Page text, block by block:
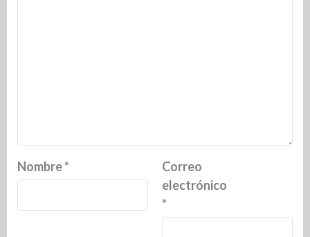
Nombre*
Correo
electrónico
*